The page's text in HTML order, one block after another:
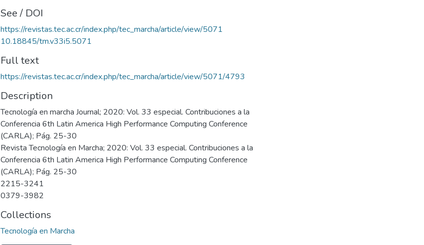
See / DOI
https://revistas.tec.ac.cr/index.php/tec_marcha/article/view/5071
10.18845/tm.v33i5.5071
Full text
https://revistas.tec.ac.cr/index.php/tec_marcha/article/view/5071/4793
Description
Tecnología en marcha Journal; 2020: Vol. 33 especial. Contribuciones a la
Conferencia 6th Latin America High Performance Computing Conference
(CARLA); Pág. 25-30
Revista Tecnología en Marcha; 2020: Vol. 33 especial. Contribuciones a la
Conferencia 6th Latin America High Performance Computing Conference
(CARLA); Pág. 25-30
2215-3241
0379-3982
Collections
Tecnología en Marcha